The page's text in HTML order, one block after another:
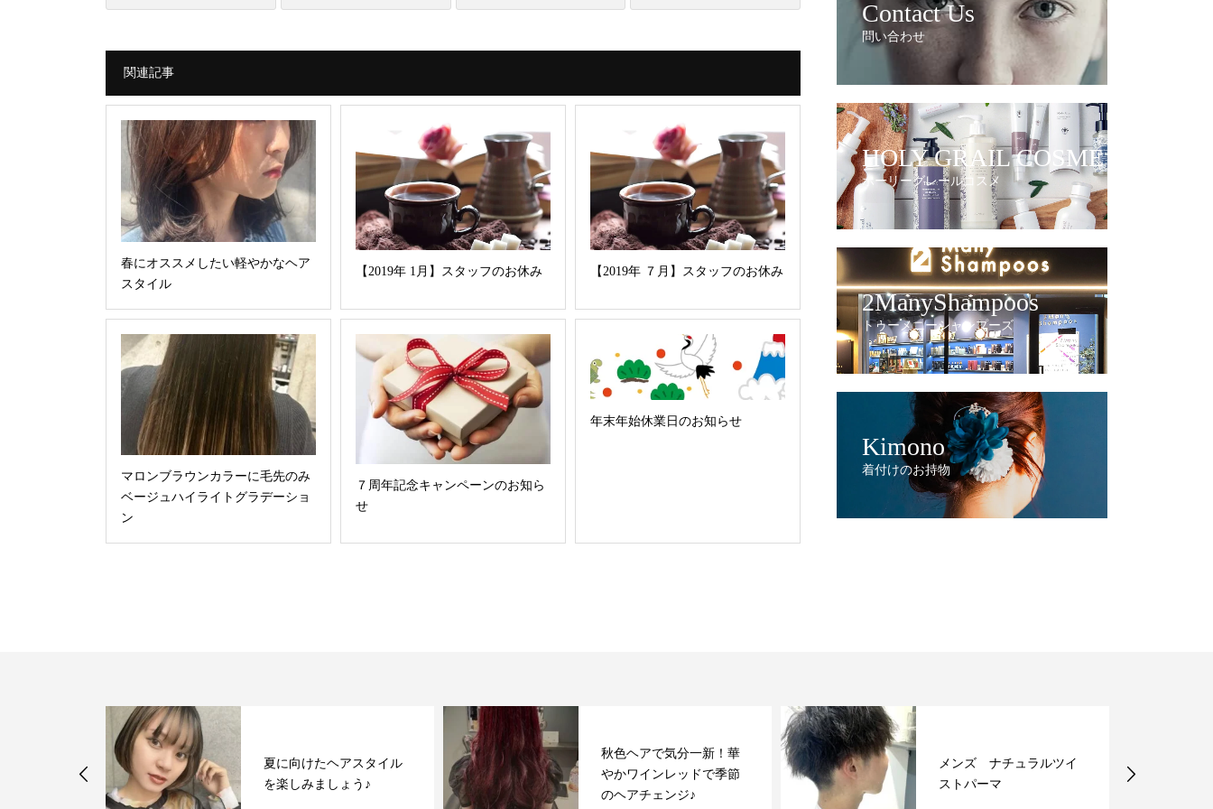
関連記事
春にオススメしたい軽やかなヘア
スタイル
【2019年 1月】スタッフのお休み 【2019年 ７月】スタッフのお休み
マロンブラウンカラーに毛先のみ
ベージュハイライトグラデーショ
ン
７周年記念キャンペーンのお知ら
せ
年末年始休業日のお知らせ
Contact Us
問い合わせ
HOLY GRAIL COSME
ホーリーグレールコスメ
2ManyShampoos
トゥーメニーシャンプーズ
Kimono
着付けのお持物
夏に向けたヘアスタイル
を楽しみましょう♪
秋色ヘアで気分一新！華
やかワインレッドで季節
のヘアチェンジ♪
メンズ ナチュラルツイ
ストパーマ